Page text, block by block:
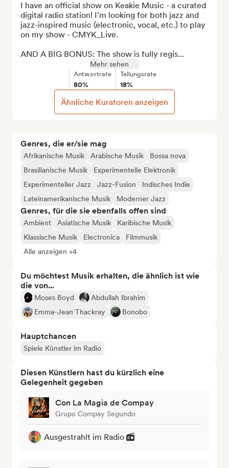
Genres, die er/sie mag
Afrikanische Musik Arabische Musik
Bossa nova
Brasilianische Musik
Experimentelle Elektronik
Experimenteller Jazz
Jazz-Fusion
Indisches Indie
Lateinamerikanische Musik
Moderner Jazz
Genres, für die sie ebenfalls offen sind
Ambient Asiatische Musik
Karibische Musik
Klassische Musik
Electronica
Filmmusik
Alle anzeigen +4
Du möchtest Musik erhalten, die ähnlich ist wie
die von...
Moses Boyd
Abdullah Ibrahim
Emma-Jean Thackray
Bonobo
Hauptchancen
Spiele Künstler im Radio
Diesen Künstlern hast du kürzlich eine
Gelegenheit gegeben
Con La Magia de Compay
Grupo Compay Segundo
Ausgestrahlt im Radio
I have an official show on Keakie Music - a curated
digital radio station! I'm looking for both jazz and
jazz-inspired music (electronic, vocal, etc.) to play
on my show - CMYK_Live.
AND A BIG BONUS: The show is fully regis...
Mehr sehen
Antwortrate
80%
Teilungsrate
18%
Ähnliche Kuratoren anzeigen